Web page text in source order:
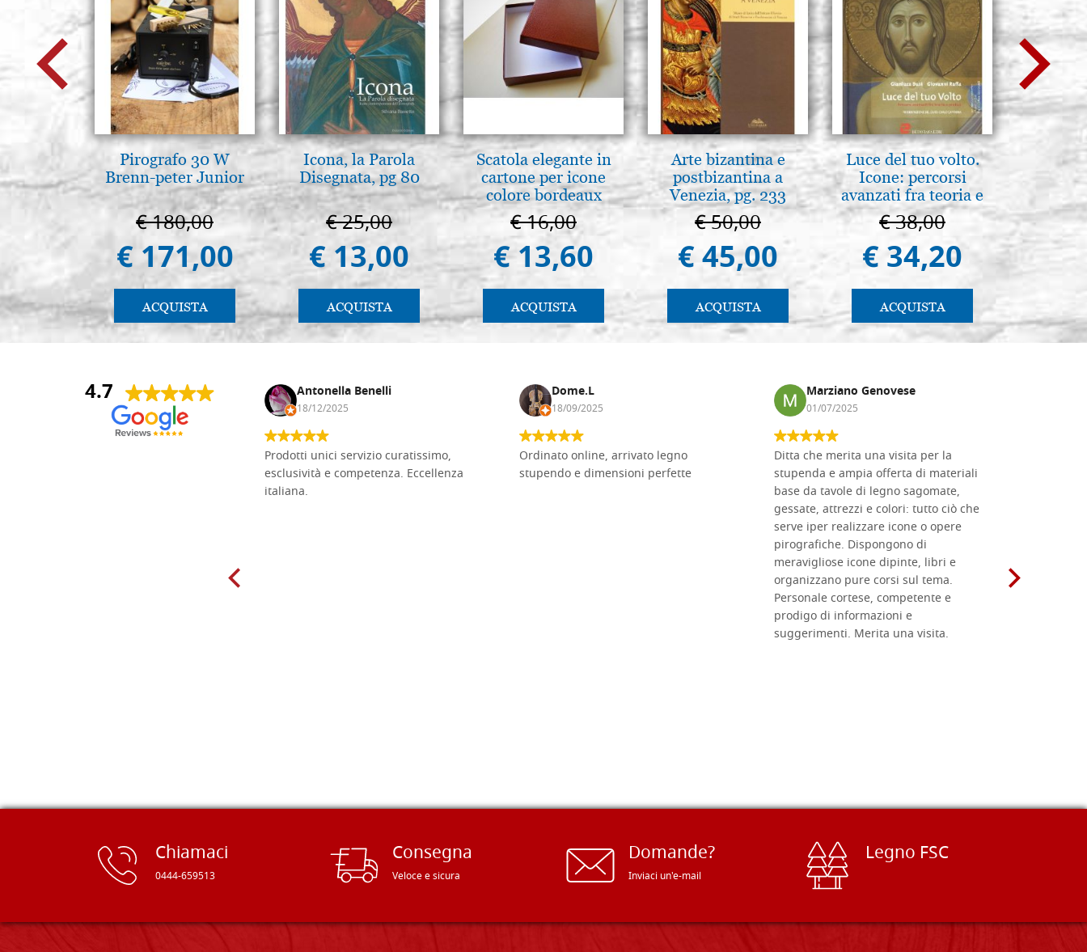
Pirografo 30 W
Brenn-peter Junior
€ 180,00
€ 171,00
ACQUISTA
Icona, la Parola
Disegnata, pg 80
€ 25,00
€ 13,00
ACQUISTA
Scatola elegante in
cartone per icone
colore bordeaux
€ 16,00
€ 13,60
ACQUISTA
Arte bizantina e
postbizantina a
Venezia, pg. 233
€ 50,00
€ 45,00
ACQUISTA
Luce del tuo volto.
Icone: percorsi
avanzati fra teoria e
pratica. pg. 430
€ 38,00
€ 34,20
ACQUISTA
€
€
4.7
Andrea Monguzzi Antonella Benelli
18/12/2025
Prodotti unici servizio curatissimo,
esclusività e competenza. Eccellenza
italiana.
Dome.L
18/09/2025
Ordinato online, arrivato legno
stupendo e dimensioni perfette
Marziano Genovese
01/07/2025
Ditta che merita una visita per la
stupenda e ampia offerta di materiali
base da tavole di legno sagomate,
gessate, attrezzi e colori: tutto ciò che
serve iper realizzare icone o opere
pirografiche. Dispongono di
meravigliose icone dipinte, libri e
organizzano pure corsi sul tema.
Personale cortese, competente e
prodigo di informazioni e
suggerimenti. Merita una visita.
Chiamaci
0444-659513
Consegna
Veloce e sicura
Domande?
Inviaci un'e-mail
Legno FSC